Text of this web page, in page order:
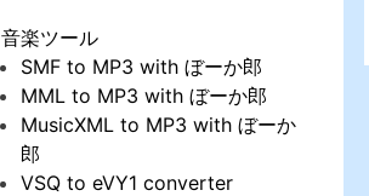
音楽ツール
SMF to MP3 with ぼーか郎
MML to MP3 with ぼーか郎
MusicXML to MP3 with ぼーか
郎
VSQ to eVY1 converter